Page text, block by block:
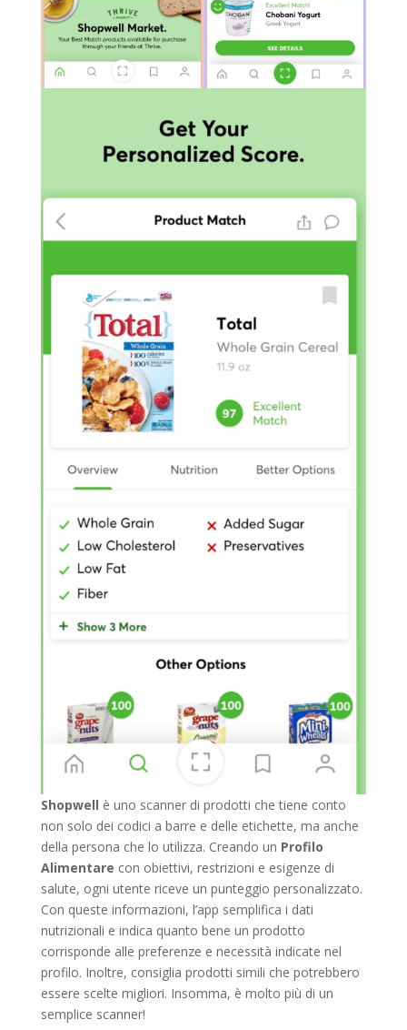
Shopwell è uno scanner di prodotti che tiene conto
non solo dei codici a barre e delle etichette, ma anche
della persona che lo utilizza. Creando un Profilo
Alimentare con obiettivi, restrizioni e esigenze di
salute, ogni utente riceve un punteggio personalizzato.
Con queste informazioni, l’app semplifica i dati
nutrizionali e indica quanto bene un prodotto
corrisponde alle preferenze e necessità indicate nel
profilo. Inoltre, consiglia prodotti simili che potrebbero
essere scelte migliori. Insomma, è molto più di un
semplice scanner!